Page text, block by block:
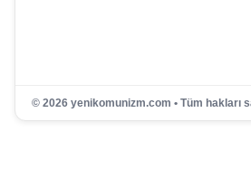
© 2026 yenikomunizm.com • Tüm hakları